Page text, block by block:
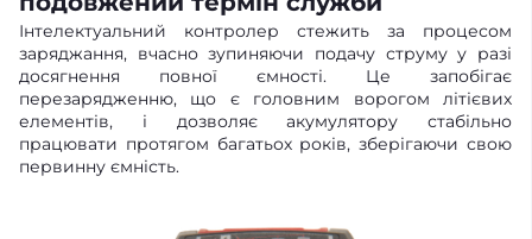
Інтелектуальний контролер стежить за процесом
заряджання, вчасно зупиняючи подачу струму у разі
досягнення повної ємності. Це запобігає
перезарядженню, що є головним ворогом літієвих
елементів, і дозволяє акумулятору стабільно
працювати протягом багатьох років, зберігаючи свою
первинну ємність.